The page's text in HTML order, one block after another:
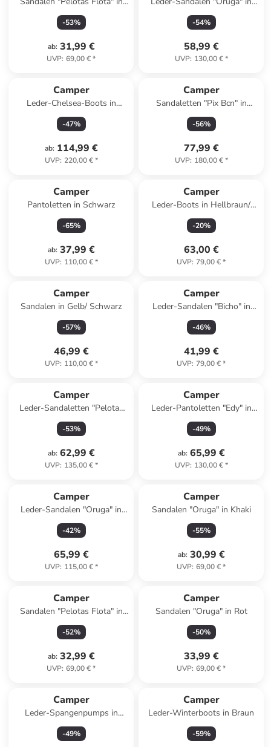
Dunkelblau
-53%
ab: 31,99 €
UVP: 69,00 €*
Schwarz
-54%
58,99 €
UVP: 130,00 €*
Camper
Leder-Chelsea-Boots in
Schwarz/ Hellbraun
-47%
ab: 114,99 €
UVP: 220,00 €*
Camper
Sandaletten "Pix Bcn" in
Schwarz
-56%
77,99 €
UVP: 180,00 €*
Camper
Pantoletten in Schwarz
-65%
ab: 37,99 €
UVP: 110,00 €*
Camper
Leder-Boots in Hellbraun/
Creme
-20%
63,00 €
UVP: 79,00 €*
Camper
Sandalen in Gelb/ Schwarz
-57%
46,99 €
UVP: 110,00 €*
Camper
Leder-Sandalen "Bicho" in
Rosa
-46%
41,99 €
UVP: 79,00 €*
Camper
Leder-Sandaletten "Pelotas
Flota" in Creme
-53%
ab: 62,99 €
UVP: 135,00 €*
Camper
Leder-Pantoletten "Edy" in
Hellbraun
-49%
ab: 65,99 €
UVP: 130,00 €*
Camper
Leder-Sandalen "Oruga" in
Schwarz
-42%
65,99 €
UVP: 115,00 €*
Camper
Sandalen "Oruga" in Khaki
-55%
ab: 30,99 €
UVP: 69,00 €*
Camper
Sandalen "Pelotas Flota" in
Rosa
-52%
ab: 32,99 €
UVP: 69,00 €*
Camper
Sandalen "Oruga" in Rot
-50%
33,99 €
UVP: 69,00 €*
Camper
Leder-Spangenpumps in
Dunkelblau
-49%
Camper
Leder-Winterboots in Braun
-59%